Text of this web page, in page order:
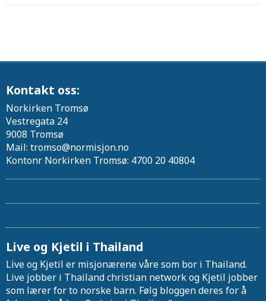
Kontakt oss:
Norkirken Tromsø
Vestregata 24
9008 Tromsø
Mail: tromso@normisjon.no
Kontonr Norkirken Tromsø: 4700 20 40804
Live og Kjetil i Thailand
Live og Kjetil er misjonærene våre som bor i Thailand.
Live jobber i Thailand christian network og Kjetil jobber
som lærer for to norske barn. Følg bloggen deres for å